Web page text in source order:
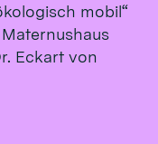
mo­bil“
Eckart von